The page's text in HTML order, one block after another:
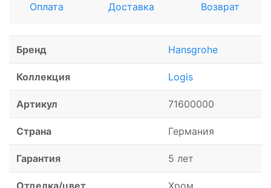
Оплата Доставка Возврат
Бренд Hansgrohe
Коллекция Logis
Артикул 71600000
Страна Германия
Гарантия 5 лет